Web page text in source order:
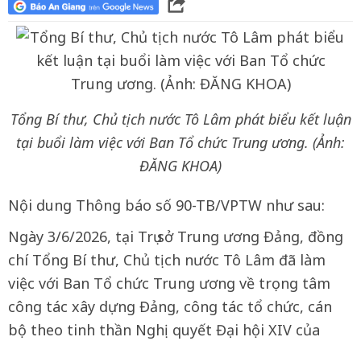
Tổng Bí thư, Chủ tịch nước Tô Lâm phát biểu kết luận
tại buổi làm việc với Ban Tổ chức Trung ương. (Ảnh:
ĐĂNG KHOA)
Nội dung Thông báo số 90-TB/VPTW như sau:
Ngày 3/6/2026, tại Trụ sở Trung ương Đảng, đồng
chí Tổng Bí thư, Chủ tịch nước Tô Lâm đã làm
việc với Ban Tổ chức Trung ương về trọng tâm
công tác xây dựng Đảng, công tác tổ chức, cán
bộ theo tinh thần Nghị quyết Đại hội XIV của